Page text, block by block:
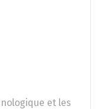
et les